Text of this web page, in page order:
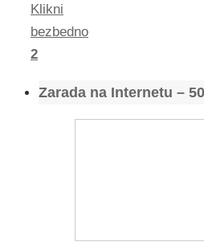
Klikni
bezbedno
2
Zarada na Internetu –